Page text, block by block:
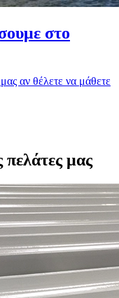
στο
αν θέλετε να μάθετε
μας